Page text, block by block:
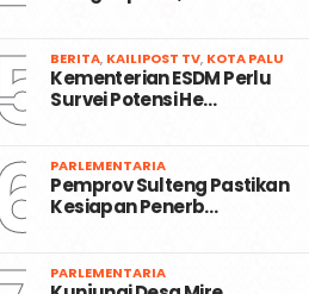
BERITA, KAILIPOST TV, KOTA PALU
Kementerian ESDM Perlu
Survei Potensi He…
PARLEMENTARIA
Pemprov Sulteng Pastikan
Kesiapan Penerb…
PARLEMENTARIA